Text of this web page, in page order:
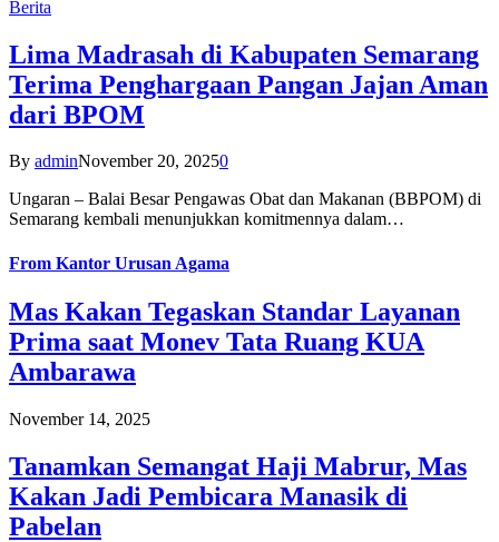
Berita
Lima Madrasah di Kabupaten Semarang
Terima Penghargaan Pangan Jajan Aman
dari BPOM
By adminNovember 20, 20250
Ungaran – Balai Besar Pengawas Obat dan Makanan (BBPOM) di
Semarang kembali menunjukkan komitmennya dalam…
From Kantor Urusan Agama
Mas Kakan Tegaskan Standar Layanan
Prima saat Monev Tata Ruang KUA
Ambarawa
November 14, 2025
Tanamkan Semangat Haji Mabrur, Mas
Kakan Jadi Pembicara Manasik di
Pabelan